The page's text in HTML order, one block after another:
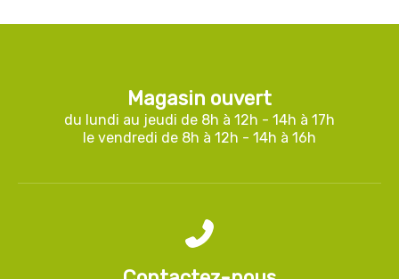
Magasin ouvert
du lundi au jeudi de 8h à 12h - 14h à 17h
le vendredi de 8h à 12h - 14h à 16h